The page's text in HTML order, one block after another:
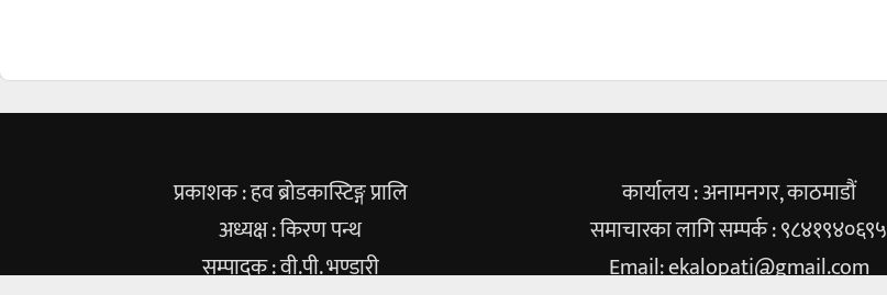
प्रकाशक : हव ब्रोडकास्टिङ्ग प्रालि
अध्यक्ष : किरण पन्थ
सम्पादक : वी.पी. भण्डारी
कार्यालय : अनामनगर, काठमाडौं
समाचारका लागि सम्पर्क : ९८४१९४०६९५
Email:ekalopati@gmail.com